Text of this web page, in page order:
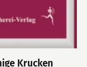
Krucken